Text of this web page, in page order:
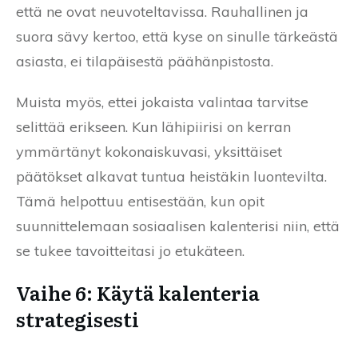
että ne ovat neuvoteltavissa. Rauhallinen ja
suora sävy kertoo, että kyse on sinulle tärkeästä
asiasta, ei tilapäisestä päähänpistosta.
Muista myös, ettei jokaista valintaa tarvitse
selittää erikseen. Kun lähipiirisi on kerran
ymmärtänyt kokonaiskuvasi, yksittäiset
päätökset alkavat tuntua heistäkin luontevilta.
Tämä helpottuu entisestään, kun opit
suunnittelemaan sosiaalisen kalenterisi niin, että
se tukee tavoitteitasi jo etukäteen.
Vaihe 6: Käytä kalenteria
strategisesti